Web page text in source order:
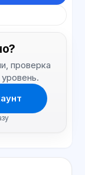
проверка